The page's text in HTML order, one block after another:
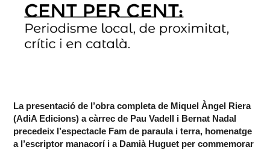
La presentació de l’obra completa de Miquel Àngel Riera
(AdiA Edicions) a càrrec de Pau Vadell i Bernat Nadal
precedeix l’espectacle Fam de paraula i terra, homenatge
a l’escriptor manacorí i a Damià Huguet per commemorar